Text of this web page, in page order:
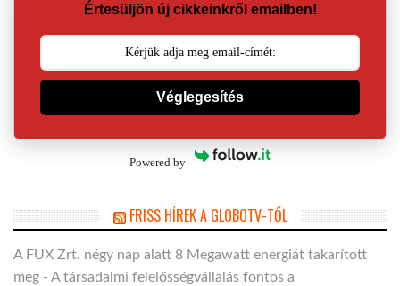
Értesüljön új cikkeinkről emailben!
Véglegesítés
Powered by
FRISS HÍREK A GLOBOTV-TŐL
A FUX Zrt. négy nap alatt 8 Megawatt energiát takarított
meg - A társadalmi felelősségvállalás fontos a